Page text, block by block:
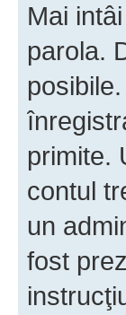
Mai
parola.
primite.
contul
un
fost